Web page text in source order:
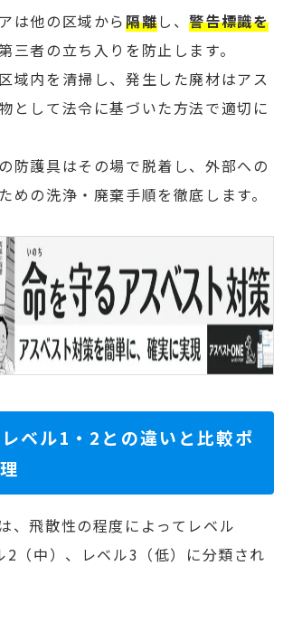
は他の区域から隔離し、警告標識を
三者の立ち入りを防止します。
域内を清掃し、発生した廃材はアス
として法令に基づいた方法で適切に
防護具はその場で脱着し、外部への
めの洗浄・廃棄手順を徹底します。
ベル1・2との違いと比較ポ
、飛散性の程度によってレベル
2（中）、レベル3（低）に分類され